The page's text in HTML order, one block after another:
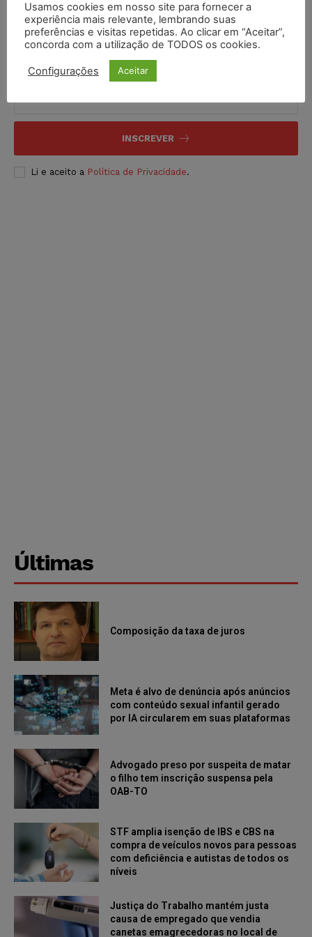
INSCREVER
Li e aceito a Política de Privacidade.
Últimas
Composição da taxa de juros
Meta é alvo de denúncia após anúncios
com conteúdo sexual infantil gerado
por IA circularem em suas plataformas
Advogado preso por suspeita de matar
o filho tem inscrição suspensa pela
OAB-TO
STF amplia isenção de IBS e CBS na
compra de veículos novos para pessoas
com deficiência e autistas de todos os
níveis
Justiça do Trabalho mantém justa
causa de empregado que vendia
canetas emagrecedoras no local de
Usamos cookies em nosso site para fornecer a
experiência mais relevante, lembrando suas
preferências e visitas repetidas. Ao clicar em “Aceitar”,
concorda com a utilização de TODOS os cookies.
Configurações Aceitar